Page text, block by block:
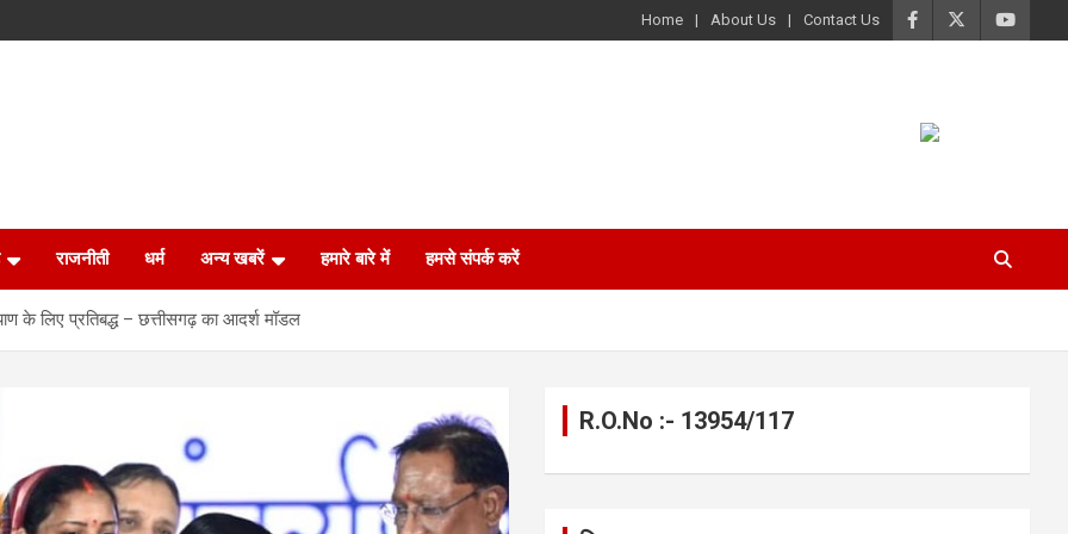
Home About Us Contact Us
राजनीती धर्म अन्य खबरें हमारे बारे में हमसे संपर्क करें
के लिए प्रतिबद्ध – छत्तीसगढ़ का आदर्श मॉडल
R.O.No :- 13954/117